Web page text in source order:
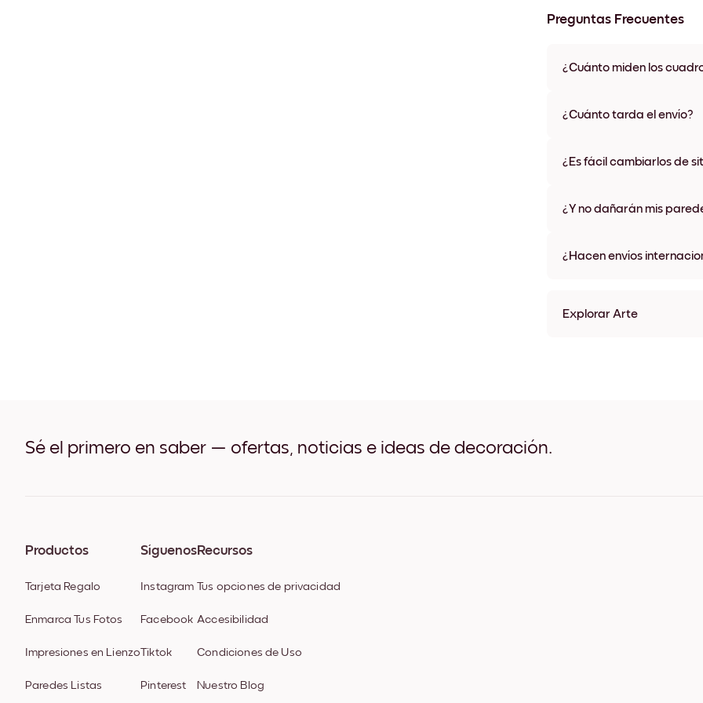
Preguntas Frecuentes
¿Cuánto miden los
materiales y colores de
¿Cuánto tarda el envío?
algunos países. Te
¿Es fácil cambiarlos de
¿Y no dañarán mis
¿Hacen envíos
Explorar Arte
Sé el primero en saber — ofertas, noticias e ideas de decoración.
Productos
Tarjeta Regalo
Enmarca Tus Fotos
Impresiones en Lienzo
Paredes Listas
Síguenos
Instagram
Facebook
Tiktok
Pinterest
Recursos
Tus opciones de privacidad
Accesibilidad
Condiciones de Uso
Nuestro Blog